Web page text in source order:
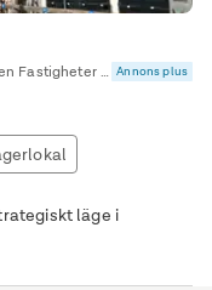
Ulvsunda industriområde, Bromma • Stendörren Fastigheter AB Annons plus
läge i